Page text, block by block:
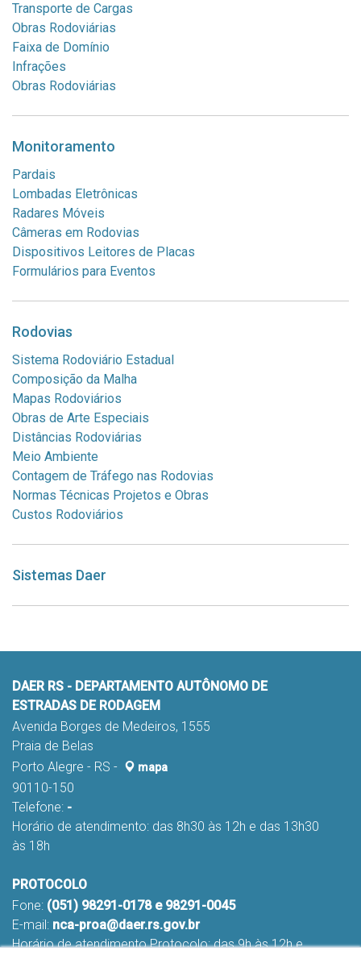
Transporte de Cargas
Obras Rodoviárias
Faixa de Domínio
Infrações
Obras Rodoviárias
Monitoramento
Pardais
Lombadas Eletrônicas
Radares Móveis
Câmeras em Rodovias
Dispositivos Leitores de Placas
Formulários para Eventos
Rodovias
Sistema Rodoviário Estadual
Composição da Malha
Mapas Rodoviários
Obras de Arte Especiais
Distâncias Rodoviárias
Meio Ambiente
Contagem de Tráfego nas Rodovias
Normas Técnicas Projetos e Obras
Custos Rodoviários
Sistemas Daer
DAER RS - DEPARTAMENTO AUTÔNOMO DE
ESTRADAS DE RODAGEM
Avenida Borges de Medeiros, 1555
Praia de Belas
Porto Alegre - RS -
mapa
90110-150
Telefone: -
Horário de atendimento: das 8h30 às 12h e das 13h30
às 18h
PROTOCOLO
Fone: (051) 98291-0178 e 98291-0045
E-mail: nca-proa@daer.rs.gov.br
Horário de atendimento Protocolo: das 9h às 12h e